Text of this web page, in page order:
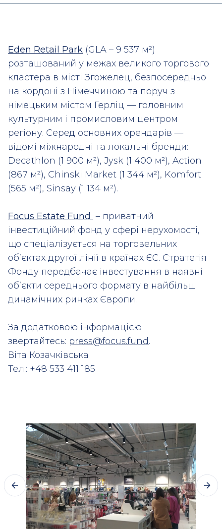
Eden Retail Park (GLA – 9 537 м²)
розташований у межах великого торгового
кластера в місті Згожелец, безпосередньо
на кордоні з Німеччиною та поруч з
німецьким містом Герліц — головним
культурним і промисловим центром
регіону. Серед основних орендарів —
відомі міжнародні та локальні бренди:
Decathlon (1 900 м²), Jysk (1 400 м²), Action
(867 м²), Chinski Market (1 344 м²), Komfort
(565 м²), Sinsay (1 134 м²).
Focus Estate Fund – приватний
інвестиційний фонд у сфері нерухомості,
що спеціалізується на торговельних
об’єктах другої лінії в країнах ЄС. Стратегія
Фонду передбачає інвестування в наявні
об’єкти середнього формату в найбільш
динамічних ринках Європи.
За додатковою інформацією
звертайтесь: press@focus.fund.
Віта Козачківська
Тел.: +48 533 411 185